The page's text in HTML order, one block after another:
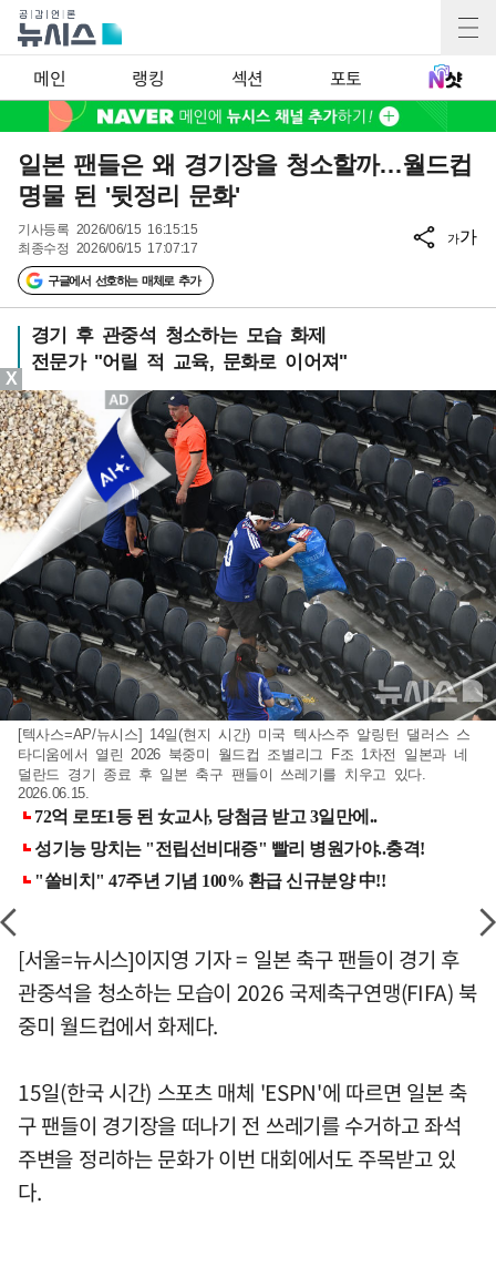
메인 랭킹 섹션 포토
일본 팬들은 왜 경기장을 청소할까…월드컵
명물 된 '뒷정리 문화'
기사등록 2026/06/15 16:15:15
최종수정 2026/06/15 17:07:17
구글에서 선호하는 매체로 추가
가가
경기 후 관중석 청소하는 모습 화제
전문가 "어릴 적 교육, 문화로 이어져"
[텍사스=AP/뉴시스] 14일(현지 시간) 미국 텍사스주 알링턴 댈러스 스
타디움에서 열린 2026 북중미 월드컵 조별리그 F조 1차전 일본과 네
덜란드 경기 종료 후 일본 축구 팬들이 쓰레기를 치우고 있다.
2026.06.15.
[서울=뉴시스]이지영 기자 = 일본 축구 팬들이 경기 후
관중석을 청소하는 모습이 2026 국제축구연맹(FIFA) 북
중미 월드컵에서 화제다.
15일(한국 시간) 스포츠 매체 'ESPN'에 따르면 일본 축
구 팬들이 경기장을 떠나기 전 쓰레기를 수거하고 좌석
주변을 정리하는 문화가 이번 대회에서도 주목받고 있
다.
X